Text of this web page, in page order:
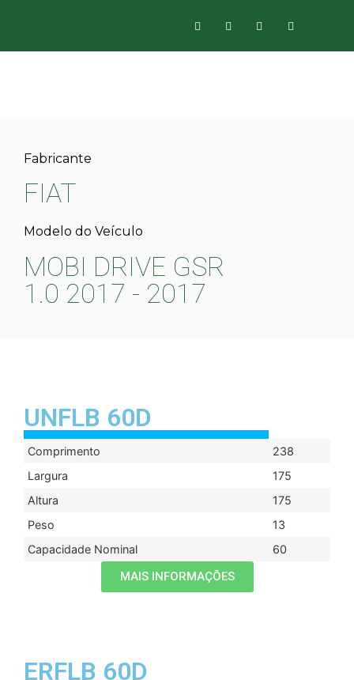
Fabricante
FIAT
Modelo do Veículo
MOBI DRIVE GSR
1.0 2017 - 2017
UNFLB 60D
Comprimento
238
Largura
175
Altura
175
Peso
13
Capacidade Nominal
60
MAIS INFORMAÇÕES
ERFLB 60D